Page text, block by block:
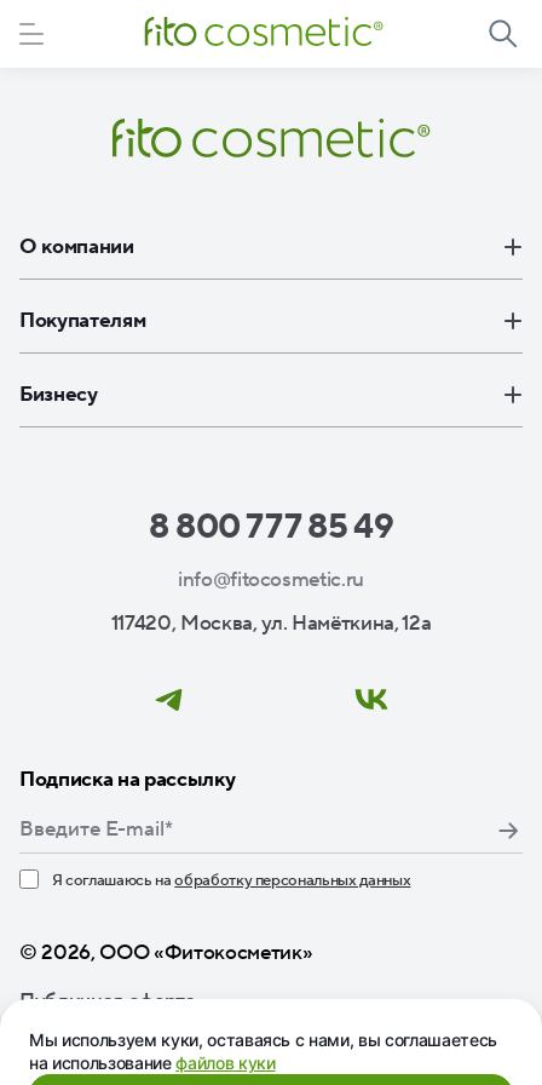
Элемент не найден
О компании
Покупателям
Бизнесу
8 800 777 85 49
info@fitocosmetic.ru
117420, Москва, ул. Намёткина, 12а
Подписка на рассылку
Я соглашаюсь наобработку персональных данных
© 2026, ООО «Фитокосметик»
Публичная оферта
Мы используем куки, оставаясь с нами, вы соглашаетесь
на использованиефайлов куки